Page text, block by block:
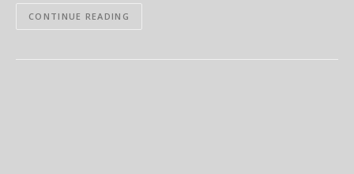
CONTINUE READING